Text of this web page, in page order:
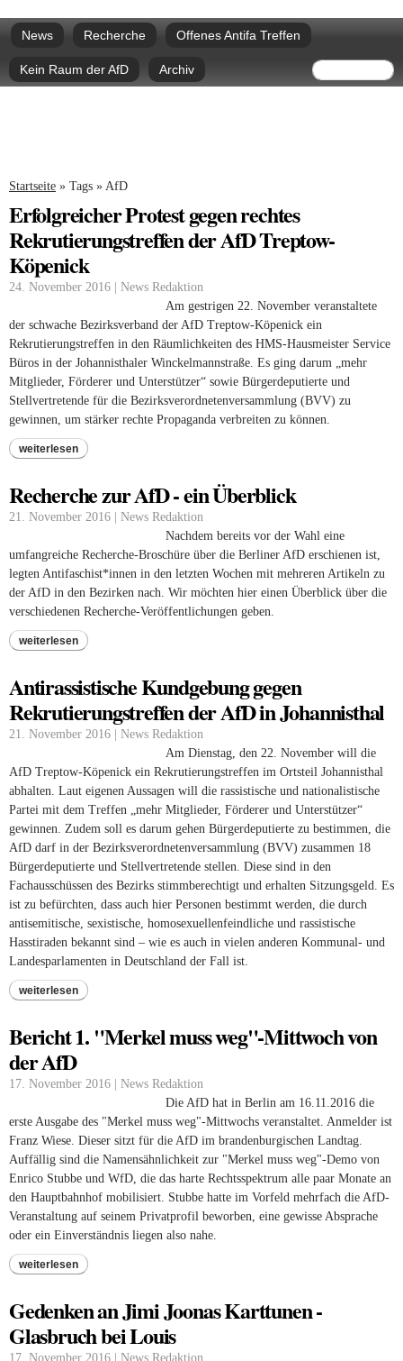
zum
Hauptmenü
News Recherche Offenes Antifa Treffen
Kein Raum der AfD Archiv Suche
Sie sind hier
Startseite » Tags » AfD
Erfolgreicher Protest gegen rechtes
Rekrutierungstreffen der AfD Treptow-
Köpenick
24. November 2016 | News Redaktion
Am gestrigen 22. November veranstaltete
der schwache Bezirksverband der AfD Treptow-Köpenick ein
Rekrutierungstreffen in den Räumlichkeiten des HMS-Hausmeister Service
Büros in der Johannisthaler Winckelmannstraße. Es ging darum „mehr
Mitglieder, Förderer und Unterstützer“ sowie Bürgerdeputierte und
Stellvertretende für die Bezirksverordnetenversammlung (BVV) zu
gewinnen, um stärker rechte Propaganda verbreiten zu können.
weiterlesen
Recherche zur AfD - ein Überblick
21. November 2016 | News Redaktion
Nachdem bereits vor der Wahl eine
umfangreiche Recherche-Broschüre über die Berliner AfD erschienen ist,
legten Antifaschist*innen in den letzten Wochen mit mehreren Artikeln zu
der AfD in den Bezirken nach. Wir möchten hier einen Überblick über die
verschiedenen Recherche-Veröffentlichungen geben.
weiterlesen
Antirassistische Kundgebung gegen
Rekrutierungstreffen der AfD in Johannisthal
21. November 2016 | News Redaktion
Am Dienstag, den 22. November will die
AfD Treptow-Köpenick ein Rekrutierungstreffen im Ortsteil Johannisthal
abhalten. Laut eigenen Aussagen will die rassistische und nationalistische
Partei mit dem Treffen „mehr Mitglieder, Förderer und Unterstützer“
gewinnen. Zudem soll es darum gehen Bürgerdeputierte zu bestimmen, die
AfD darf in der Bezirksverordnetenversammlung (BVV) zusammen 18
Bürgerdeputierte und Stellvertretende stellen. Diese sind in den
Fachausschüssen des Bezirks stimmberechtigt und erhalten Sitzungsgeld. Es
ist zu befürchten, dass auch hier Personen bestimmt werden, die durch
antisemitische, sexistische, homosexuellenfeindliche und rassistische
Hasstiraden bekannt sind – wie es auch in vielen anderen Kommunal- und
Landesparlamenten in Deutschland der Fall ist.
weiterlesen
Bericht 1. "Merkel muss weg"-Mittwoch von
der AfD
17. November 2016 | News Redaktion
Die AfD hat in Berlin am 16.11.2016 die
erste Ausgabe des "Merkel muss weg"-Mittwochs veranstaltet. Anmelder ist
Franz Wiese. Dieser sitzt für die AfD im brandenburgischen Landtag.
Auffällig sind die Namensähnlichkeit zur "Merkel muss weg"-Demo von
Enrico Stubbe und WfD, die das harte Rechtsspektrum alle paar Monate an
den Hauptbahnhof mobilisiert. Stubbe hatte im Vorfeld mehrfach die AfD-
Veranstaltung auf seinem Privatprofil beworben, eine gewisse Absprache
oder ein Einverständnis liegen also nahe.
weiterlesen
Gedenken an Jimi Joonas Karttunen -
Glasbruch bei Louis
17. November 2016 | News Redaktion